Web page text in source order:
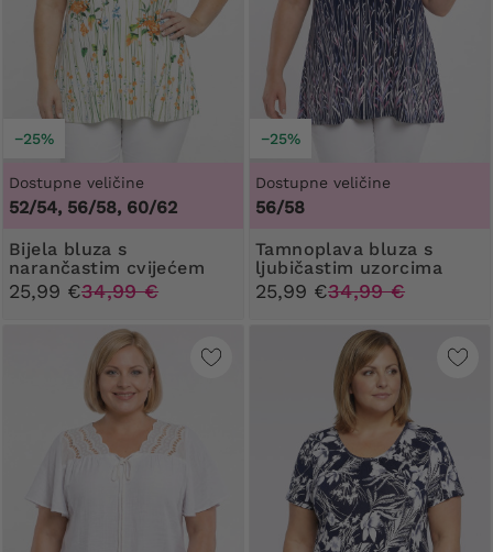
−25%
Dostupne veličine
52/54, 56/58, 60/62
Bijela bluza s
narančastim cvijećem
25,99 €34,99 €
−25%
Dostupne veličine
56/58
Tamnoplava bluza s
ljubičastim uzorcima
25,99 €34,99 €